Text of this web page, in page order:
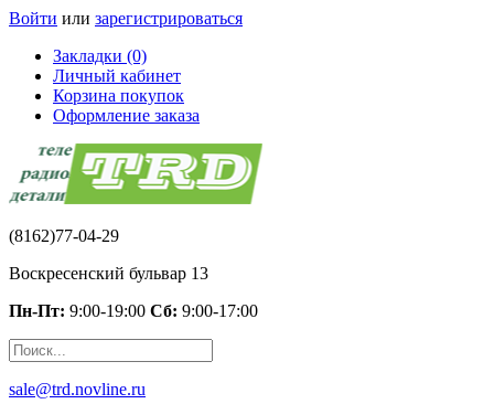
Войти или зарегистрироваться
Закладки (0)
Личный кабинет
Корзина покупок
Оформление заказа
(8162)77-04-29
Воскресенский бульвар 13
Пн-Пт: 9:00-19:00 Сб: 9:00-17:00
sale@trd.novline.ru